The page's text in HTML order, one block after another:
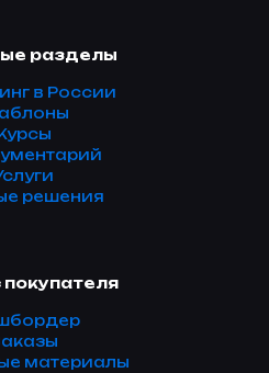
разделы
в России
решения
материалы